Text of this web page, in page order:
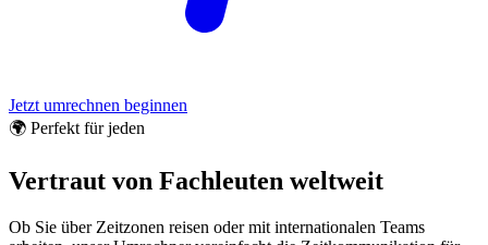
Jetzt umrechnen beginnen
🌍 Perfekt für jeden
Vertraut von Fachleuten weltweit
Ob Sie über Zeitzonen reisen oder mit internationalen Teams